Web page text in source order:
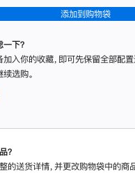
-
标
璃
转
添加到购物袋
下？
加入你的收藏，即可先保留全部配置
选购。
？
的送货详情，并更改购物袋中的商